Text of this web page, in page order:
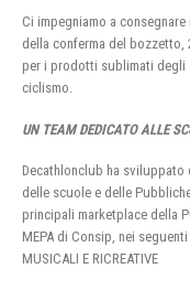
Ci impegniamo a
della conferma del
per i prodotti sublimati degli
ciclismo.
UN TEAM DEDICATO ALLE
Decathlonclub ha sviluppato
delle scuole e delle
principali marketplace della
MEPA di Consip, nei seguenti
MUSICALI E RICREATIVE